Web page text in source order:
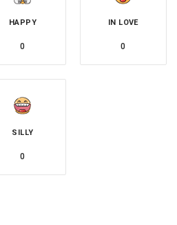
HAPPY
0
IN LOVE
0
SILLY
0